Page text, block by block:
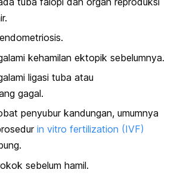
kehamilan ektopik sebelumnya.
ligasi tuba atau
gagal.
penyubur kandungan, umumnya
in vitro fertilization (IVF)
sebelum hamil.